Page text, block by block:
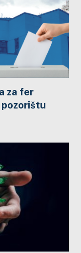
za fer
pozorištu